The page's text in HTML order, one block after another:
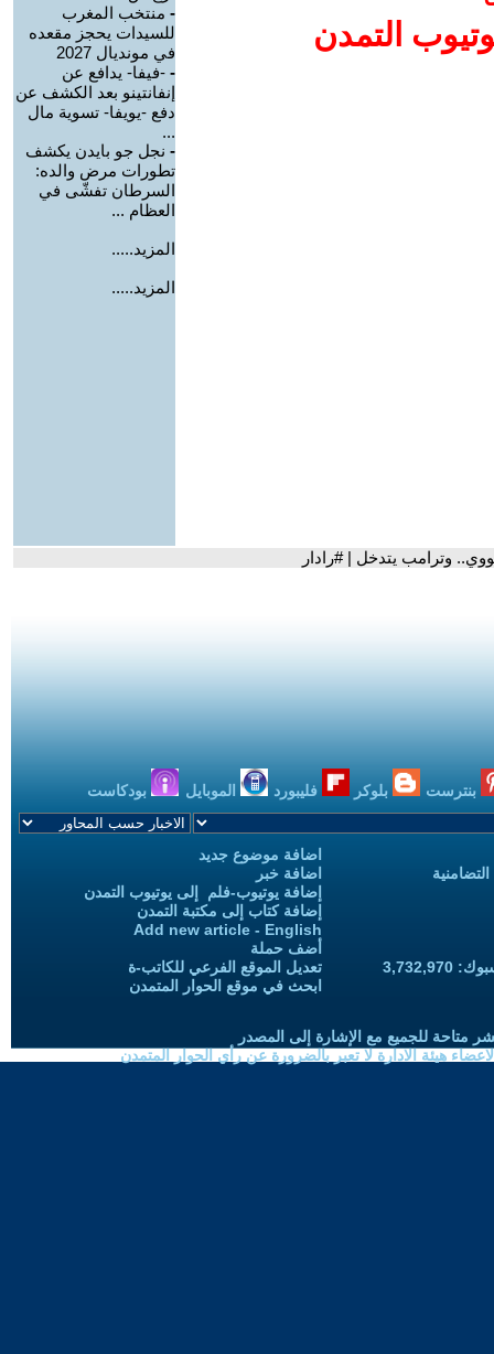
التمدن
- منتخب المغرب
للسيدات يحجز مقعده
في مونديال 2027
- -فيفا- يدافع عن
إنفانتينو بعد الكشف عن
دفع -يويفا- تسوية مال
...
- نجل جو بايدن يكشف
تطورات مرض والده:
السرطان تفشّى في
العظام ...
المزيد.....
المزيد.....
وترامب يتدخل | #رادار
بنترست بلوكر فليبورد الموبايل بودكاست
اضافة موضوع جديد
اضافة خبر
إضافة يوتيوب-فلم إلى يوتيوب التمدن
إضافة كتاب إلى مكتبة التمدن
Add new article - English
أضف حملة
تعديل الموقع الفرعي للكاتب-ة
ابحث في موقع الحوار المتمدن
متاحة للجميع مع الإشارة إلى المصدر
هيئة الادارة لا تعبر بالضرورة عن رأي الحوار المتمدن